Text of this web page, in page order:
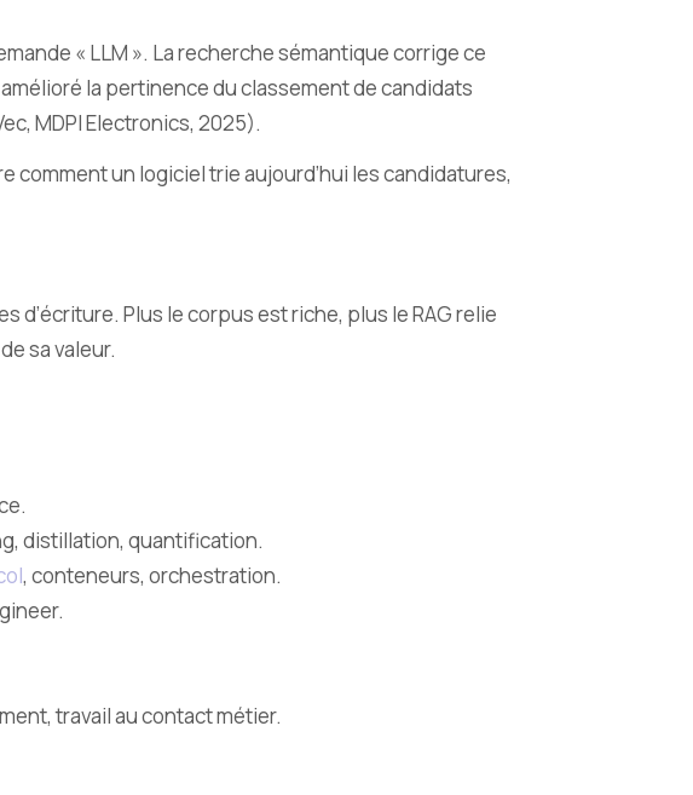
« LLM ». La recherche sémantique corrige ce
la pertinence du classement de candidats
MDPI Electronics, 2025).
comment un logiciel trie aujourd’hui les candidatures,
d’écriture. Plus le corpus est riche, plus le RAG relie
sa valeur.
distillation, quantification.
, conteneurs, orchestration.
travail au contact métier.